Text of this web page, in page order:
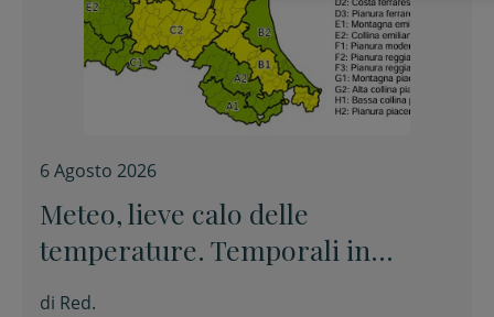
6 Agosto 2026
Meteo, lieve calo delle
temperature. Temporali in
appennino
di Red.